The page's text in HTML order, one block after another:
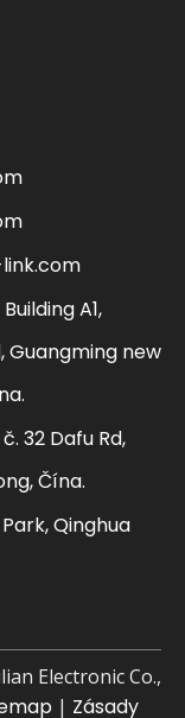
A1,
Guangming new
32 Dafu Rd,
Čína.
Qinghua
Electronic Co.,
| Zásady